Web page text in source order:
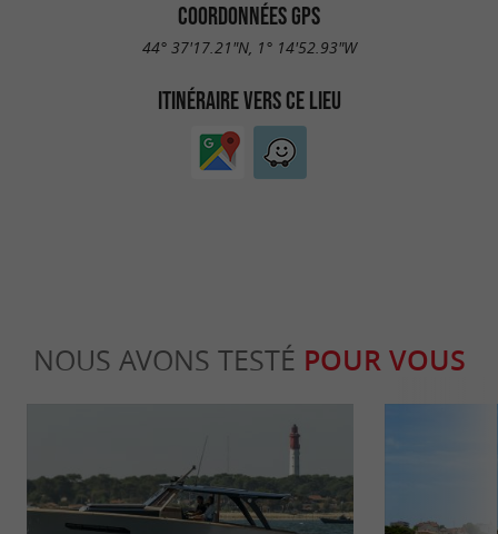
COORDONNÉES GPS
44° 37'17.21"N, 1° 14'52.93"W
ITINÉRAIRE VERS CE LIEU
NOUS AVONS TESTÉ POUR VOUS